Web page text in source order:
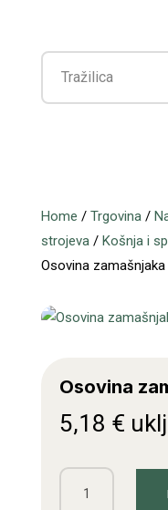
Home / Trgovina/
strojeva/ Košnja i
Osovina zamašnjaka
Osovina
5,18 €
Osovina
zamašnjaka